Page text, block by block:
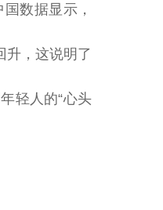
国数据显示，
升，这说明了
轻人的“心头